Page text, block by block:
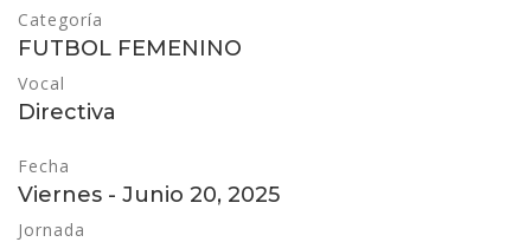
Categoría
FUTBOL FEMENINO
Vocal
Directiva
Fecha
Viernes - Junio 20, 2025
Jornada